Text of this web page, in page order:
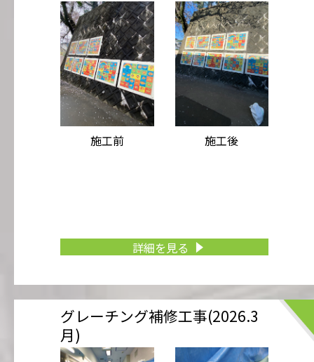
施工前 施工後
詳細を見る
グレーチング補修工事(2026.3
月)